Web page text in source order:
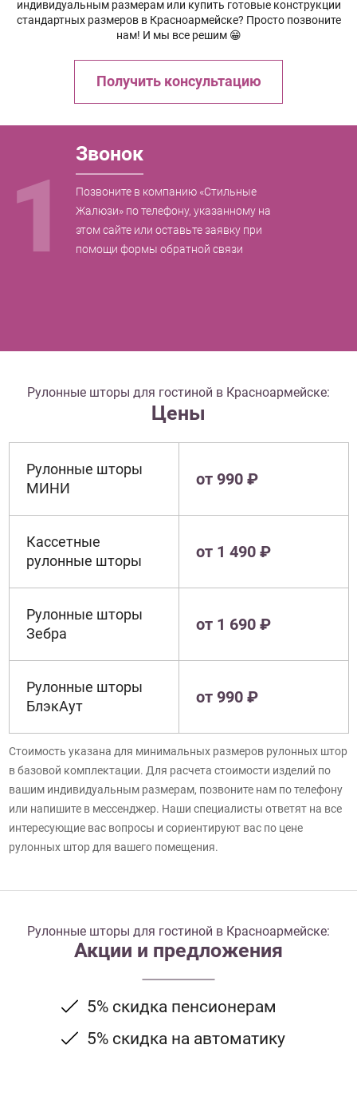
индивидуальным размерам или купить готовые конструкции
стандартных размеров в Красноармейске? Просто позвоните
нам! И мы все решим 😁
Получить консультацию
1
Звонок
Позвоните в компанию «Стильные
Жалюзи» по телефону, указанному на
этом сайте или оставьте заявку при
помощи формы обратной связи
Рулонные шторы для гостиной в Красноармейске:
Цены
Рулонные шторы
МИНИ
от 990 ₽
Кассетные
рулонные шторы
от 1 490 ₽
Рулонные шторы
Зебра
от 1 690 ₽
Рулонные шторы
БлэкАут
от 990 ₽
Стоимость указана для минимальных размеров рулонных штор
в базовой комплектации. Для расчета стоимости изделий по
вашим индивидуальным размерам, позвоните нам по телефону
или напишите в мессенджер. Наши специалисты ответят на все
интересующие вас вопросы и сориентируют вас по цене
рулонных штор для вашего помещения.
Рулонные шторы для гостиной в Красноармейске:
Акции и предложения
5% скидка пенсионерам
5% скидка на автоматику